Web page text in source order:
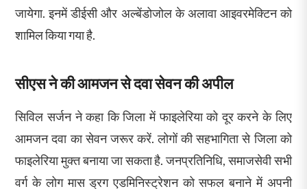
जायेगा. इनमें डीईसी और अल्बेंडोजोल के अलावा आइवरमेक्टिन को
शामिल किया गया है.
सीएस ने की आमजन से दवा सेवन की अपील
सिविल सर्जन ने कहा कि जिला में फाइलेरिया को दूर करने के लिए
आमजन दवा का सेवन जरूर करें. लोगों की सहभागिता से जिला को
फाइलेरिया मुक्त बनाया जा सकता है. जनप्रतिनिधि, समाजसेवी सभी
वर्ग के लोग मास ड्रग एडमिनिस्ट्रेशन को सफल बनाने में अपनी